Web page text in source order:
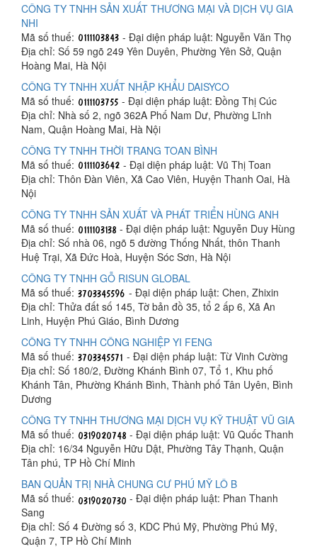
CÔNG TY TNHH SẢN XUẤT THƯƠNG MẠI VÀ DỊCH VỤ GIA
NHI
Mã số thuế:
- Đại diện pháp luật: Nguyễn Văn Thọ
Địa chỉ: Số 59 ngõ 249 Yên Duyên, Phường Yên Sở, Quận
Hoàng Mai, Hà Nội
CÔNG TY TNHH XUẤT NHẬP KHẨU DAISYCO
Mã số thuế:
- Đại diện pháp luật: Đồng Thị Cúc
Địa chỉ: Nhà số 2, ngõ 362A Phố Nam Dư, Phường Lĩnh
Nam, Quận Hoàng Mai, Hà Nội
CÔNG TY TNHH THỜI TRANG TOAN BÌNH
Mã số thuế:
- Đại diện pháp luật: Vũ Thị Toan
Địa chỉ: Thôn Đàn Viên, Xã Cao Viên, Huyện Thanh Oai, Hà
Nội
CÔNG TY TNHH SẢN XUẤT VÀ PHÁT TRIỂN HÙNG ANH
Mã số thuế:
- Đại diện pháp luật: Nguyễn Duy Hùng
Địa chỉ: Số nhà 06, ngõ 5 đường Thống Nhất, thôn Thanh
Huệ Trại, Xã Đức Hoà, Huyện Sóc Sơn, Hà Nội
CÔNG TY TNHH GỖ RISUN GLOBAL
Mã số thuế:
- Đại diện pháp luật: Chen, Zhixin
Địa chỉ: Thửa đất số 145, Tờ bản đồ 35, tổ 2 ấp 6, Xã An
Linh, Huyện Phú Giáo, Bình Dương
CÔNG TY TNHH CÔNG NGHIỆP YI FENG
Mã số thuế:
- Đại diện pháp luật: Từ Vinh Cường
Địa chỉ: Số 180/2, Đường Khánh Bình 07, Tổ 1, Khu phố
Khánh Tân, Phường Khánh Bình, Thành phố Tân Uyên, Bình
Dương
CÔNG TY TNHH THƯƠNG MẠI DỊCH VỤ KỸ THUẬT VŨ GIA
Mã số thuế:
- Đại diện pháp luật: Vũ Quốc Thanh
Địa chỉ: 16/34 Nguyễn Hữu Dật, Phường Tây Thạnh, Quận
Tân phú, TP Hồ Chí Minh
BAN QUẢN TRỊ NHÀ CHUNG CƯ PHÚ MỸ LÔ B
Mã số thuế:
- Đại diện pháp luật: Phan Thanh
Sang
Địa chỉ: Số 4 Đường số 3, KDC Phú Mỹ, Phường Phú Mỹ,
Quận 7, TP Hồ Chí Minh